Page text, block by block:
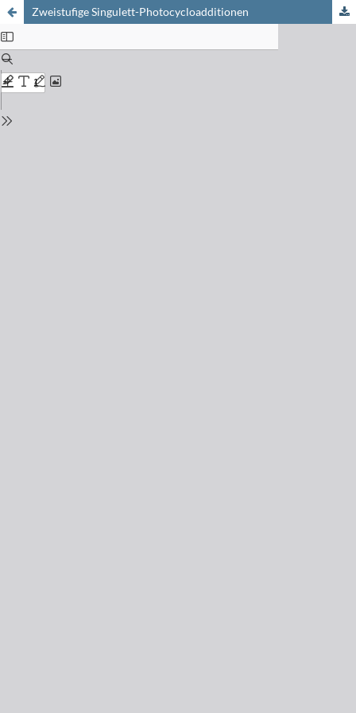
Zweistufige Singulett-Photocycloadditionen